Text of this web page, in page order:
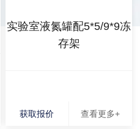
实验室液氮罐配5*5/9*9冻
存架
获取报价 查看更多+